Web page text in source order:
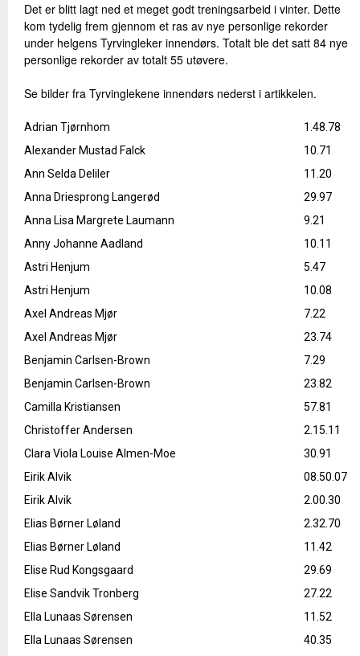
Det er blitt lagt ned et meget godt treningsarbeid i vinter. Dette
kom tydelig frem gjennom et ras av nye personlige rekorder
under helgens Tyrvingleker innendørs. Totalt ble det satt 84 nye
personlige rekorder av totalt 55 utøvere.
Se bilder fra Tyrvinglekene innendørs nederst i artikkelen.
Adrian Tjørnhom
1.48.78
Alexander Mustad Falck
10.71
Ann Selda Deliler
11.20
Anna Driesprong Langerød
29.97
Anna Lisa Margrete Laumann
9.21
Anny Johanne Aadland
10.11
Astri Henjum
5.47
Astri Henjum
10.08
Axel Andreas Mjør
7.22
Axel Andreas Mjør
23.74
Benjamin Carlsen-Brown
7.29
Benjamin Carlsen-Brown
23.82
Camilla Kristiansen
57.81
Christoffer Andersen
2.15.11
Clara Viola Louise Almen-Moe
30.91
Eirik Alvik
08.50.07
Eirik Alvik
2.00.30
Elias Børner Løland
2.32.70
Elias Børner Løland
11.42
Elise Rud Kongsgaard
29.69
Elise Sandvik Tronberg
27.22
Ella Lunaas Sørensen
11.52
Ella Lunaas Sørensen
40.35